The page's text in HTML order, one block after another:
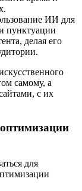
ИИ для
пунктуации
делая его
самому, а
с их
для